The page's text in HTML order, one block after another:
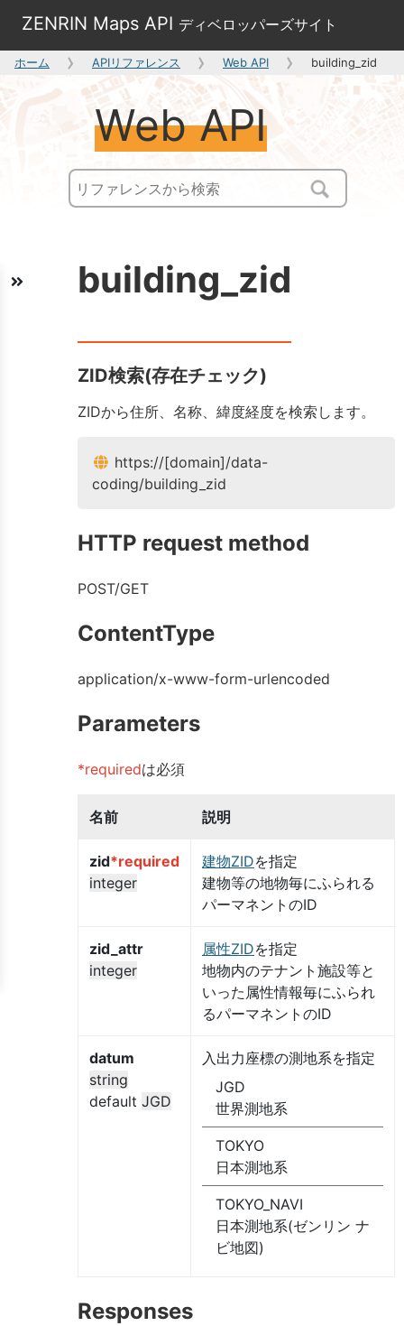
ZENRIN Maps API ディベロッパーズサイト
ホーム APIリファレンス Web API building_zid
Web API
building_zid
ZID検索(存在チェック)
ZIDから住所、名称、緯度経度を検索します。
https://[domain]/data-
coding/building_zid
HTTP request method
POST/GET
ContentType
application/x-www-form-urlencoded
Parameters
*requiredは必須
名前 説明
zid*required
integer
建物ZIDを指定
建物等の地物毎にふられる
パーマネントのID
zid_attr
integer
属性ZIDを指定
地物内のテナント施設等と
いった属性情報毎にふられ
るパーマネントのID
datum
string
default JGD
入出力座標の測地系を指定
JGD
世界測地系
TOKYO
日本測地系
TOKYO_NAVI
日本測地系(ゼンリン ナ
ビ地図)
Responses